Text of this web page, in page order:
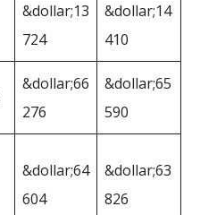
&dollar;13
724
&dollar;14
410
&dollar;66
276
&dollar;65
590
&dollar;64
604
&dollar;63
826